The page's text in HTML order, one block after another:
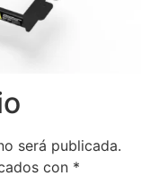
será publicada.
con *